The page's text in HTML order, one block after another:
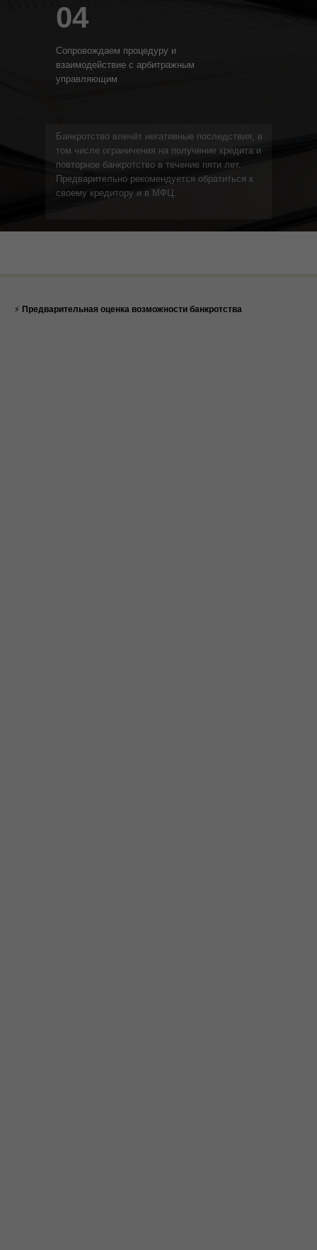
Банкротство влечёт негативные последствия, в
том числе ограничения на получение кредита и
повторное банкротство в течение пяти лет.
Предварительно рекомендуется обратиться к
своему кредитору и в МФЦ.
04
Сопровождаем процедуру и
взаимодействие с арбитражным
управляющим
⚡ Предварительная оценка возможности банкротства